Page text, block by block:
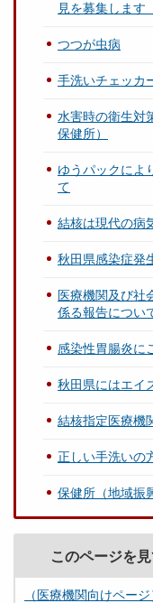
見を募集します
つつが虫病
手洗いチェッカ
水害時の衛生対
保健所）
ゆうパックによ
て
結核は現代の病
秋田県感染症発
医療機関及び社
係る報告につい
感染性胃腸炎に
秋田県にはエイ
結核指定医療機
正しい手洗いの
保健所（地域振
このページを
（医療機関向けペー